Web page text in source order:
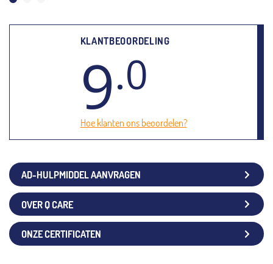
KLANTBEOORDELING
9.0
Hoe klanten ons beoordelen?
AD-HULPMIDDEL AANVRAGEN
OVER Q CARE
ONZE CERTIFICATEN